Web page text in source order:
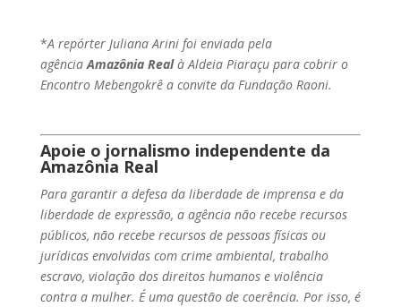
*A repórter Juliana Arini foi enviada pela
agênciaAmazônia Realà Aldeia Piaraçu para cobrir o
Encontro Mebengokrê a convite da Fundação Raoni.
Apoie o jornalismo independente da
Amazônia Real
Para garantir a defesa da liberdade de imprensa e da
liberdade de expressão, a agência não recebe recursos
públicos, não recebe recursos de pessoas físicas ou
jurídicas envolvidas com crime ambiental, trabalho
escravo, violação dos direitos humanos e violência
contra a mulher. É uma questão de coerência. Por isso, é